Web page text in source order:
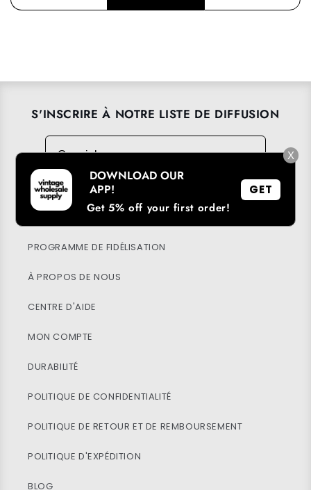
S'INSCRIRE À NOTRE LISTE DE DIFFUSION
Courriel
→
TÉLÉCHARGER NOTRE APPLICATION
PROGRAMME DE FIDÉLISATION
À PROPOS DE NOUS
CENTRE D'AIDE
MON COMPTE
DURABILITÉ
POLITIQUE DE CONFIDENTIALITÉ
POLITIQUE DE RETOUR ET DE REMBOURSEMENT
POLITIQUE D'EXPÉDITION
BLOG
X
DOWNLOAD OUR
APP!
Get 5% off your first order!
GET